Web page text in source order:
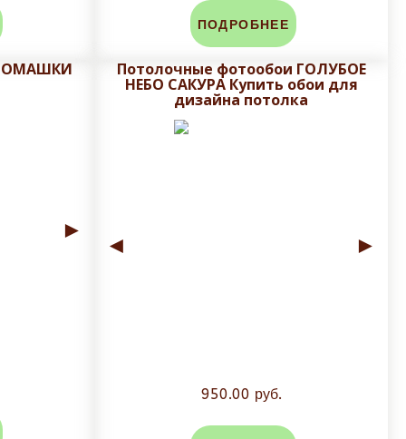
ПОДРОБНЕЕ
►
Потолочные фотообои ГОЛУБОЕ
НЕБО САКУРА Купить обои для
дизайна потолка
◄ ►
950.00 руб.